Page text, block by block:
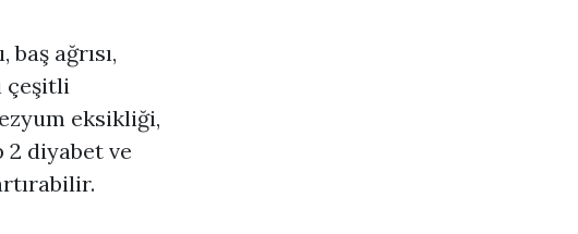
ağrısı,
çeşitli
eksikliği,
2 diyabet ve